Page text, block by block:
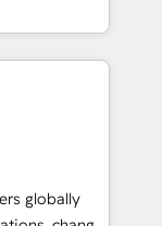
and NAM,
and
global
built through
globally